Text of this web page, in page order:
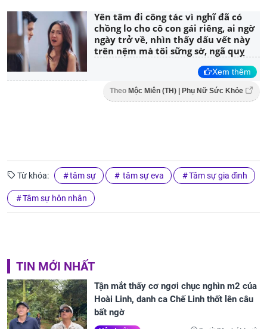
Yên tâm đi công tác vì nghĩ đã có
chồng lo cho cô con gái riêng, ai ngờ
ngày trở về, nhìn thấy dấu vết này
trên nệm mà tôi sững sờ, ngã quỵ
Xem thêm
Theo Mộc Miên (TH) | Phụ Nữ Sức Khỏe
Từ khóa: tâm sự tâm sự eva Tâm sự gia đình
Tâm sự hôn nhân
TIN MỚI NHẤT
Tận mắt thấy cơ ngơi chục nghìn m2 của
Hoài Linh, danh ca Chế Linh thốt lên câu
bất ngờ